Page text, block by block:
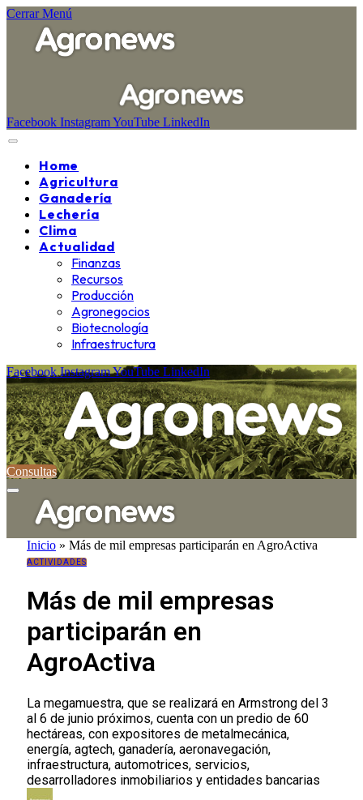
Cerrar Menú
Facebook InstagramYouTube LinkedIn
Home
Agricultura
Ganadería
Lechería
Clima
Actualidad
Finanzas
Recursos
Producción
Agronegocios
Biotecnología
Infraestructura
Facebook InstagramYouTube LinkedIn
Consultas
Inicio » Más de mil empresas participarán en AgroActiva
ACTIVIDADES
Más de mil empresas
participarán en
AgroActiva
La megamuestra, que se realizará en Armstrong del 3
al 6 de junio próximos, cuenta con un predio de 60
hectáreas, con expositores de metalmecánica,
energía, agtech, ganadería, aeronavegación,
infraestructura, automotrices, servicios,
desarrolladores inmobiliarios y entidades bancarias